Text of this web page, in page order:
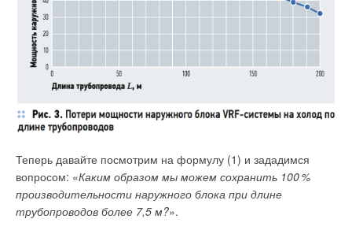
Теперь давайте посмотрим на формулу (1) и зададимся
вопросом: «Каким образом мы можем сохранить 100%
производительности наружного блока при длине
трубопроводов более 7,5 м?».
Рис. 2. i–d-диаграмма состояния воздуха в крытой ледовой
(при организации воздухораспределения по схемам: А —
«сверху-вверх»; Б — «сверху-вниз»)
Избежать излишнего осушения воздуха можно путём
частичной рециркуляции, организацию которой удобно
проводить при комбинированной схеме
воздухораспределения, предложенной в работе [5].
Следует учитывать, что разные способы производства
и экономии энергии по-разному влияют на окружающую
среду. Дело в том, что каждый потребитель оставляет за
собой углеродный след — определённое количество
в результате выработки использованной энергии. Вычислить
сгоревшее при непосредственной выработке энергии,
расходы на его транспортировку, а также затраты
на производство и амортизацию оборудования.